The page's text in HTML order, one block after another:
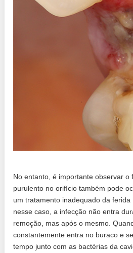
No entanto, é importante observar o
purulento no orifício também pode
um tratamento inadequado da
nesse caso, a infecção não entra
remoção, mas após o mesmo.
constantemente entra no buraco e
tempo junto com as bactérias da